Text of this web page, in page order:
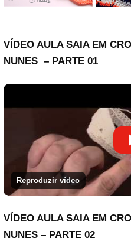
VÍDEO AULA SAIA EM
NUNES – PARTE 01
Reproduzir vídeo
VÍDEO AULA SAIA EM
NUNES – PARTE 02